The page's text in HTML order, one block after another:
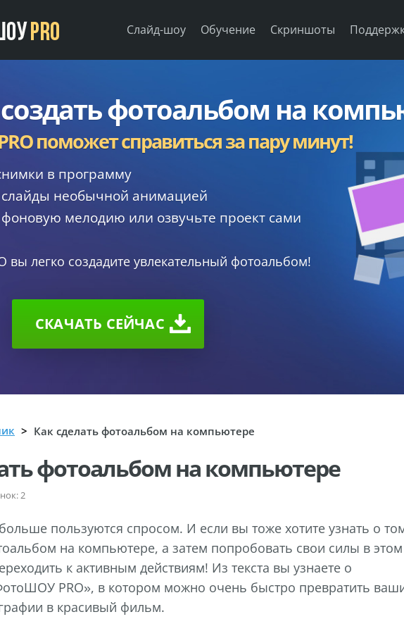
Слайд-шоу Обучение Скриншоты
фотоальбом на
поможет справиться за пару минут!
в программу
необычной анимацией
мелодию или озвучьте проект сами
легко создадите увлекательный фотоальбом!
СКАЧАТЬ CEЙЧАС
Как сделать фотоальбом на компьютере
фотоальбом на компьютере
2
пользуются спросом. И если вы тоже хотите узнать о
на компьютере, а затем попробовать свои силы в этом
к активным действиям! Из текста вы узнаете о
PRO», в котором можно очень быстро превратить
в красивый фильм.